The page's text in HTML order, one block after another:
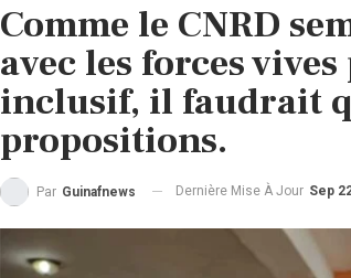
Comme le CNRD
avec les forces
inclusif, il faudrait
propositions.
Par Guinafnews Dernière Mise À Jour Sep